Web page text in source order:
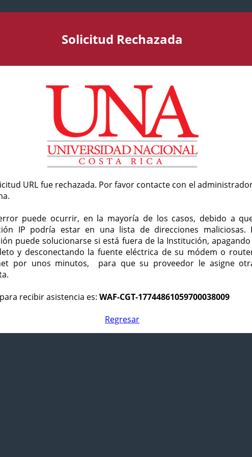
Solicitud Rechazada
URL fue rechazada. Por favor contacte con el
puede ocurrir, en la mayoría de los casos, debido a
IP podría estar en una lista de direcciones maliciosas.
puede solucionarse si está fuera de la Institución,
y desconectando la fuente eléctrica de su módem o
por unos minutos, para que su proveedor le asigne
recibir asistencia es: WAF-CGT-17744861059700038009
Regresar